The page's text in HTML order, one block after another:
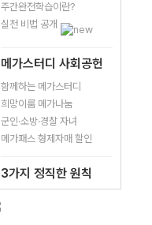
주간완전학습이란?
실천 비법 공개
메가스터디 사회공헌
함께하는 메가스터디
희망이룸 메가나눔
군인·소방·경찰 자녀
메가패스 형제자매 할인
3가지 정직한 원칙